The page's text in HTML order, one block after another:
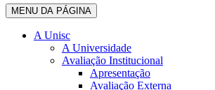
MENU DA PÁGINA
A Unisc
A Universidade
Avaliação Institucional
Apresentação
Avaliação Externa